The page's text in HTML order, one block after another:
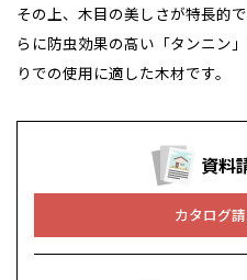
その上、木目の美しさが特長的
らに防虫効果の高い「タンニン
りでの使用に適した木材です。
資料
カタログ